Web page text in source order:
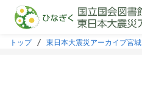
本文に飛ぶ
トップ 東日本大震災アーカイブ宮城